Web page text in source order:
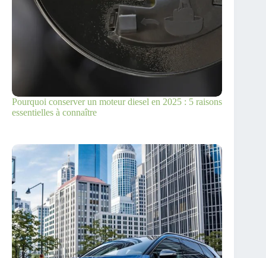
Pourquoi conserver un moteur diesel en 2025 : 5 raisons
essentielles à connaître